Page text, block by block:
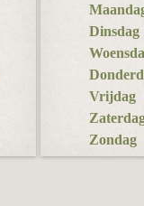
Dinsdag
Vrijdag
Zondag